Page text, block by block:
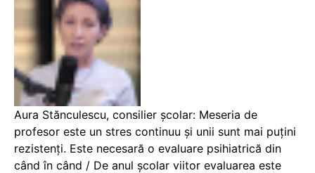
Aura Stănculescu, consilier școlar: Meseria de
profesor este un stres continuu și unii sunt mai puțini
rezistenți. Este necesară o evaluare psihiatrică din
când în când / De anul școlar viitor evaluarea este